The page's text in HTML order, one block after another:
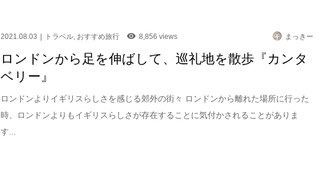
2021.08.03 トラベル, おすすめ旅行 8,856 views まっきー
ロンドンから足を伸ばして、巡礼地を散歩『カンタ
ベリー』
ロンドンよりイギリスらしさを感じる郊外の街々 ロンドンから離れた場所に行った
時、ロンドンよりもイギリスらしさが存在することに気付かされることがありま
す...